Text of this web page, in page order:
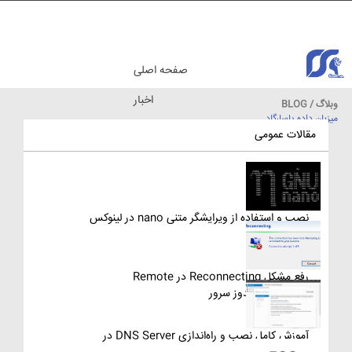
وبلاگ / BLOG
میزبان داده پاسارگاد
صفحه اصلی
اخبار
مقالات عمومی
نصب و استفاده از ویرایشگر متنی nano در لینوکس
رفع مشکل Reconnecting در Remote
Desktop ویندوز سرور
آموزش کامل نصب و راه‌اندازی DNS Server در